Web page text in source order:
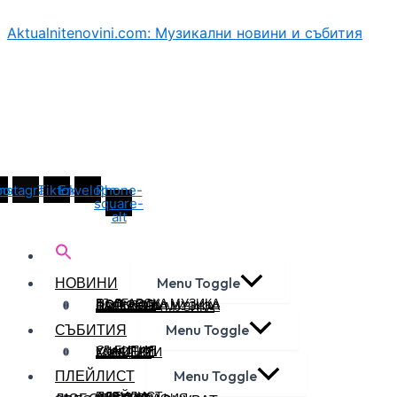
Aktualnitenovini.com: Музикални новини и събития
TiktokEnvelopePhone-
square-
alt
НОВИНИ Menu Toggle
БЪЛГАРСКА МУЗИКА
ПОП ФОЛК
ФОЛКЛОР
БАЛКАНСКА МУЗИКА
СВЕТОВНА МУЗИКА
СЪБИТИЯ Menu Toggle
СЪБИТИЯ
УЧАСТИЯ
КОНЦЕРТИ
ГАЛЕРИЯ
ПЛЕЙЛИСТ Menu Toggle